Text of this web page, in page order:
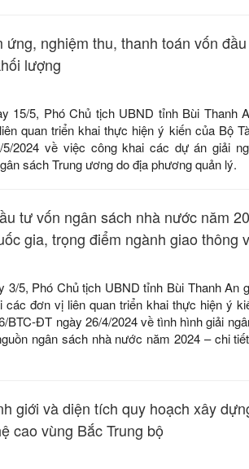
nghiệm thu, thanh toán vốn
lượng
15/5, Phó Chủ tịch UBND tỉnh Bùi Thanh
quan triển khai thực hiện ý kiến của Bộ
2024 về việc công khai các dự án giải
sách Trung ương do địa phương quản lý.
tư vốn ngân sách nhà nước năm
gia, trọng điểm ngành giao thông
3/5, Phó Chủ tịch UBND tỉnh Bùi Thanh An
đơn vị liên quan triển khai thực hiện ý
BTC-ĐT ngày 26/4/2024 về tình hình giải
ngân sách nhà nước năm 2024 – chi
giới và diện tích quy hoạch xây
cao vùng Bắc Trung bộ